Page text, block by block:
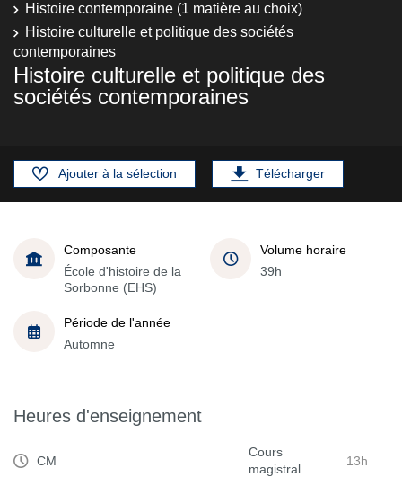
Histoire contemporaine (1 matière au choix)
Histoire culturelle et politique des sociétés
contemporaines
Histoire culturelle et politique des
sociétés contemporaines
Ajouter à la sélection Télécharger
Composante
École d'histoire de la
Sorbonne (EHS)
Volume horaire
39h
Période de l'année
Automne
Heures d'enseignement
CM
Cours
magistral
13h